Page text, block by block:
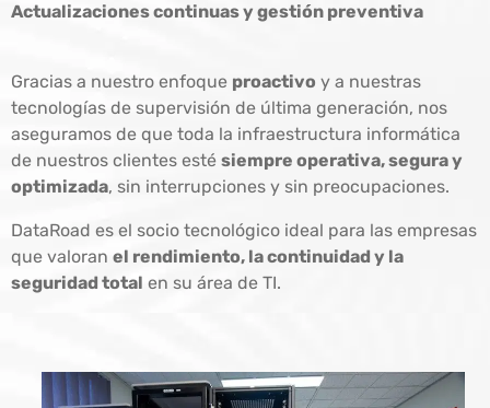
Actualizaciones continuas y gestión preventiva
Gracias a nuestro enfoque proactivo y a nuestras
tecnologías de supervisión de última generación, nos
aseguramos de que toda la infraestructura informática
de nuestros clientes esté siempre operativa, segura y
optimizada, sin interrupciones y sin preocupaciones.
DataRoad es el socio tecnológico ideal para las empresas
que valoran el rendimiento, la continuidad y la
seguridad total en su área de TI.